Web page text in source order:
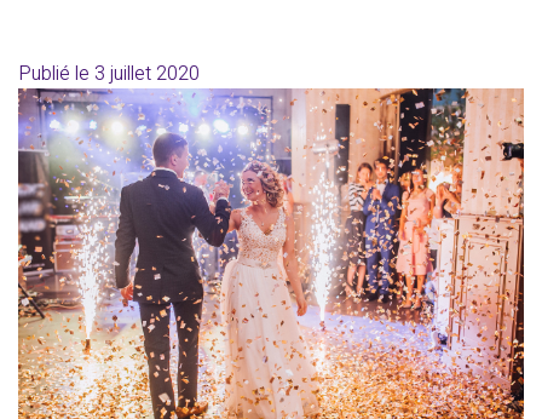
Publié le 3 juillet 2020